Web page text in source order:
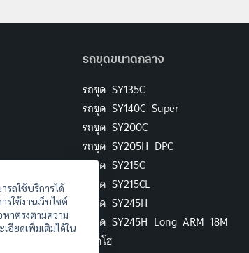
รถใช้บริการได้
รใช้งานเว็บไซต์
หาตรงตามความ
อียดเพิ่มเติมได้ใน
รถขุดขนาดกลาง
รถขุด SY135C
รถขุด SY140C Super
รถขุด SY200C
รถขุด SY205H DPC
รถขุด SY215C
รถขุด SY215CL
รถขุด SY245H
รถขุด SY245H Long ARM 18M
แบคโฮ